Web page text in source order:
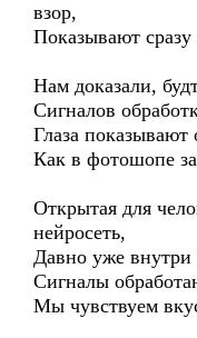
взор,
Показывают
Нам доказали,
Сигналов
Глаза показывают
Как в фотошопе
Открытая для
нейросеть,
Давно уже внутри
Сигналы
Мы чувствуем